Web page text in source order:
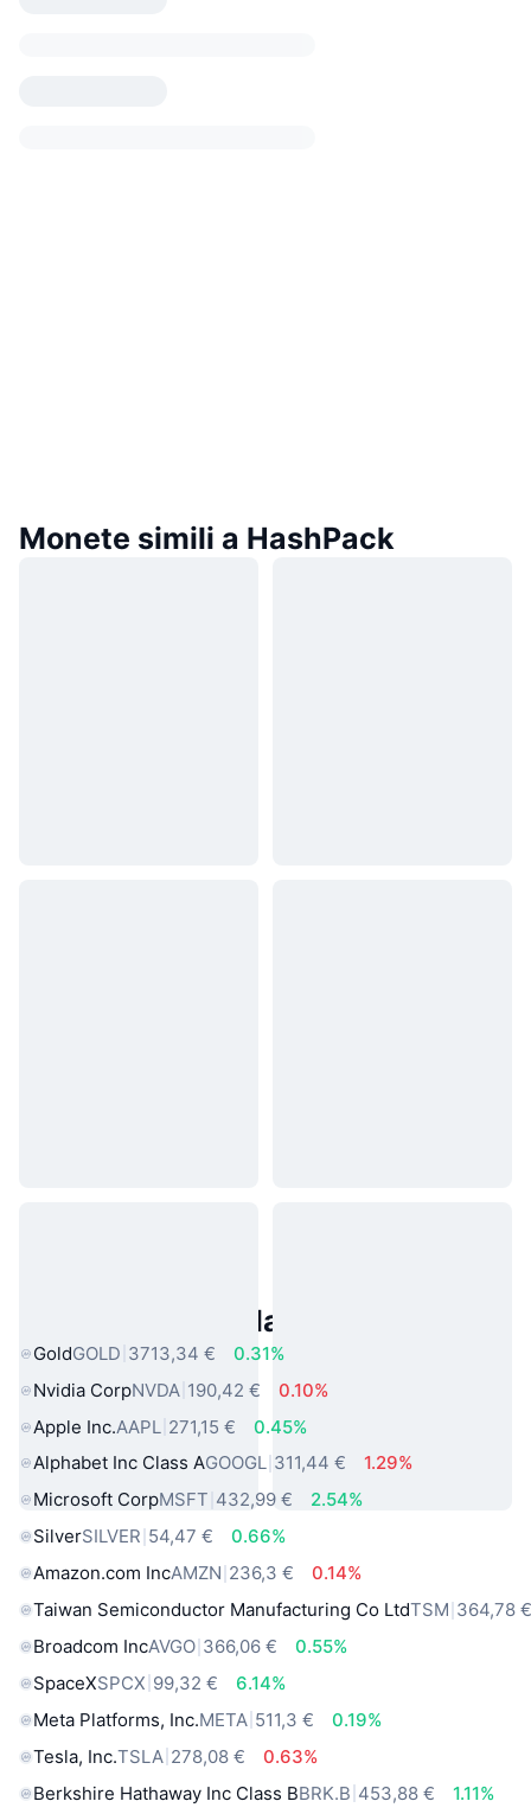
Monete simili a HashPack
Asset reali popolari
GoldGOLD 3713,34 €
0.31%
Nvidia CorpNVDA 190,42 €
0.10%
Apple Inc.AAPL 271,15 €
0.45%
Alphabet Inc Class AGOOGL 311,44 €
1.29%
Microsoft CorpMSFT 432,99 €
2.54%
SilverSILVER 54,47 €
0.66%
Amazon.com IncAMZN 236,3 €
0.14%
Taiwan Semiconductor Manufacturing Co LtdTSM 364,78
Broadcom IncAVGO 366,06 €
0.55%
SpaceXSPCX 99,32 €
6.14%
Meta Platforms, Inc.META 511,3 €
0.19%
Tesla, Inc.TSLA 278,08 €
0.63%
Berkshire Hathaway Inc Class BBRK.B 453,88 €
1.11%